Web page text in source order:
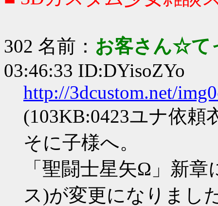
302 名前： お客さん☆て
03:46:33 ID:DYisoZYo
http://3dcustom.net/
(103KB:0423ユナ依頼
そに子様へ。
「聖闘士星矢Ω」新
ス)が変更になりまし